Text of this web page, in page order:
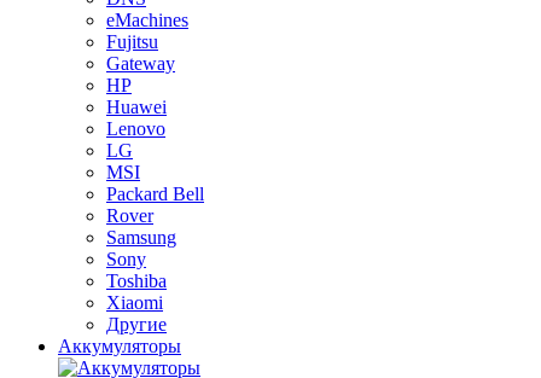
eMachines
Fujitsu
Gateway
HP
Huawei
Lenovo
LG
MSI
Packard Bell
Rover
Samsung
Sony
Toshiba
Xiaomi
Другие
Аккумуляторы